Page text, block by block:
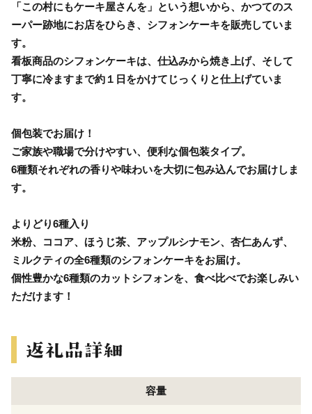
「この村にもケーキ屋さんを」という想いから、かつてのス
ーパー跡地にお店をひらき、シフォンケーキを販売していま
す。
看板商品のシフォンケーキは、仕込みから焼き上げ、そして
丁寧に冷ますまで約１日をかけてじっくりと仕上げていま
す。
個包装でお届け！
ご家族や職場で分けやすい、便利な個包装タイプ。
6種類それぞれの香りや味わいを大切に包み込んでお届けしま
す。
よりどり6種入り
米粉、ココア、ほうじ茶、アップルシナモン、杏仁あんず、
ミルクティの全6種類のシフォンケーキをお届け。
個性豊かな6種類のカットシフォンを、食べ比べでお楽しみい
ただけます！
容量